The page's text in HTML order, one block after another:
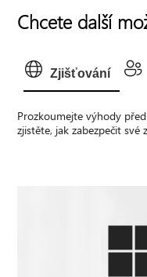
Chcete další
Zjišťování
Prozkoumejte výhody
zjistěte, jak zabezpečit své